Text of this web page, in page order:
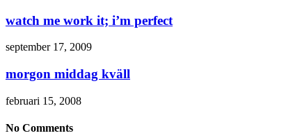
watch me work it; i’m perfect
september 17, 2009
morgon middag kväll
februari 15, 2008
No Comments